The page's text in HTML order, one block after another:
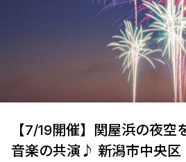
【7/19開催】関屋浜の夜空
音楽の共演♪ 新潟市中央区